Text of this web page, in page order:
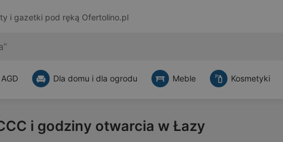
i gazetki pod ręką Ofertolino.pl
AGD Dla domu i dla ogrodu Meble Kosmetyki
i godziny otwarcia w Łazy